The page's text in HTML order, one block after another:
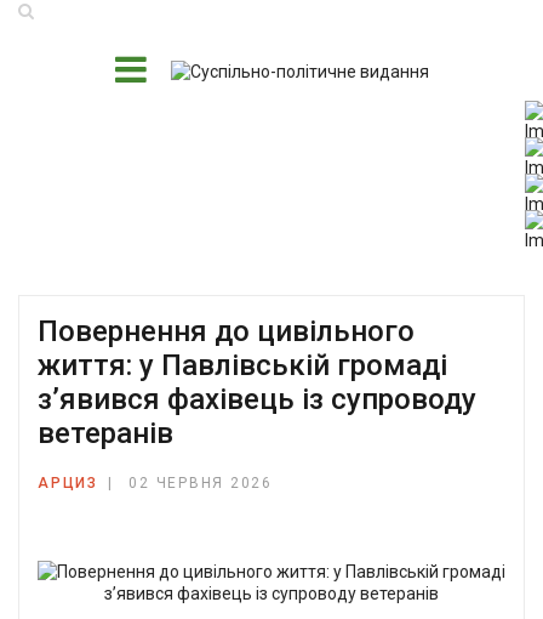
Повернення до цивільного
життя: у Павлівській громаді
з’явився фахівець із супроводу
ветеранів
АРЦИЗ 02 ЧЕРВНЯ 2026